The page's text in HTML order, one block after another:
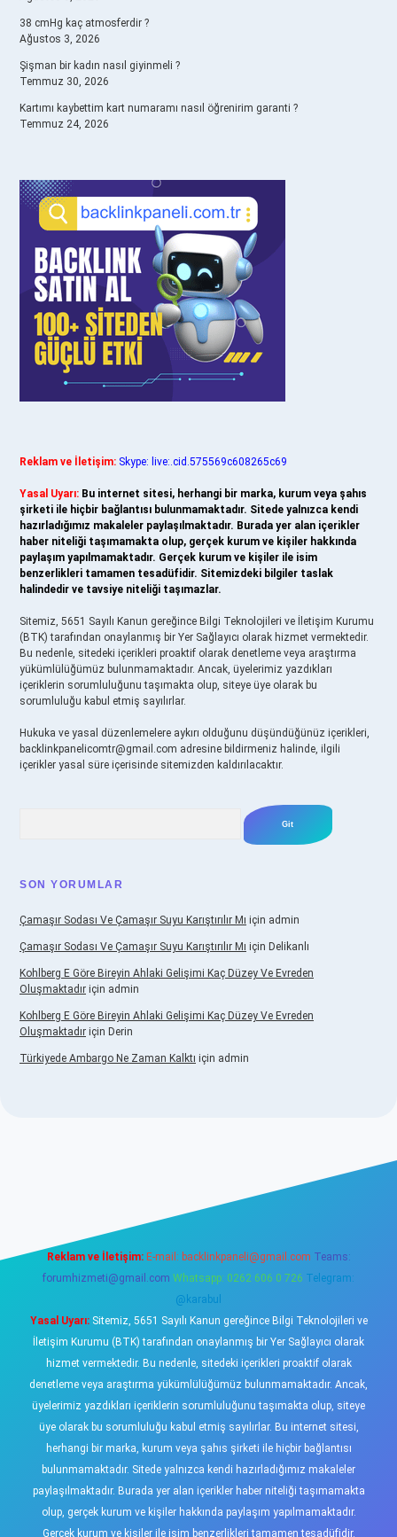
38 cmHg kaç atmosferdir ?
Ağustos 3, 2026
Şişman bir kadın nasıl giyinmeli ?
Temmuz 30, 2026
Kartımı kaybettim kart numaramı nasıl öğrenirim garanti ?
Temmuz 24, 2026
Reklam ve İletişim: Skype: live:.cid.575569c608265c69
Yasal Uyarı: Bu internet sitesi, herhangi bir marka, kurum veya şahıs
şirketi ile hiçbir bağlantısı bulunmamaktadır. Sitede yalnızca kendi
hazırladığımız makaleler paylaşılmaktadır. Burada yer alan içerikler
haber niteliği taşımamakta olup, gerçek kurum ve kişiler hakkında
paylaşım yapılmamaktadır. Gerçek kurum ve kişiler ile isim
benzerlikleri tamamen tesadüfidir. Sitemizdeki bilgiler taslak
halindedir ve tavsiye niteliği taşımazlar.
Sitemiz, 5651 Sayılı Kanun gereğince Bilgi Teknolojileri ve İletişim Kurumu
(BTK) tarafından onaylanmış bir Yer Sağlayıcı olarak hizmet vermektedir.
Bu nedenle, sitedeki içerikleri proaktif olarak denetleme veya araştırma
yükümlülüğümüz bulunmamaktadır. Ancak, üyelerimiz yazdıkları
içeriklerin sorumluluğunu taşımakta olup, siteye üye olarak bu
sorumluluğu kabul etmiş sayılırlar.
Hukuka ve yasal düzenlemelere aykırı olduğunu düşündüğünüz içerikleri,
backlinkpanelicomtr@gmail.com adresine bildirmeniz halinde, ilgili
içerikler yasal süre içerisinde sitemizden kaldırılacaktır.
SON YORUMLAR
Çamaşır Sodası Ve Çamaşır Suyu Karıştırılır Mı için admin
Çamaşır Sodası Ve Çamaşır Suyu Karıştırılır Mı için Delikanlı
Kohlberg E Göre Bireyin Ahlaki Gelişimi Kaç Düzey Ve Evreden
Oluşmaktadır için admin
Kohlberg E Göre Bireyin Ahlaki Gelişimi Kaç Düzey Ve Evreden
Oluşmaktadır için Derin
Türkiyede Ambargo Ne Zaman Kalktı için admin
Reklam ve İletişim: E-mail: backlinkpaneli@gmail.com Teams:
forumhizmeti@gmail.com Whatsapp: 0262 606 0 726 Telegram:
@karabul
Yasal Uyarı:Sitemiz, 5651 Sayılı Kanun gereğince Bilgi Teknolojileri ve
İletişim Kurumu (BTK) tarafından onaylanmış bir Yer Sağlayıcı olarak
hizmet vermektedir. Bu nedenle, sitedeki içerikleri proaktif olarak
denetleme veya araştırma yükümlülüğümüz bulunmamaktadır. Ancak,
üyelerimiz yazdıkları içeriklerin sorumluluğunu taşımakta olup, siteye
üye olarak bu sorumluluğu kabul etmiş sayılırlar. Bu internet sitesi,
herhangi bir marka, kurum veya şahıs şirketi ile hiçbir bağlantısı
bulunmamaktadır. Sitede yalnızca kendi hazırladığımız makaleler
paylaşılmaktadır. Burada yer alan içerikler haber niteliği taşımamakta
olup, gerçek kurum ve kişiler hakkında paylaşım yapılmamaktadır.
Gerçek kurum ve kişiler ile isim benzerlikleri tamamen tesadüfidir.